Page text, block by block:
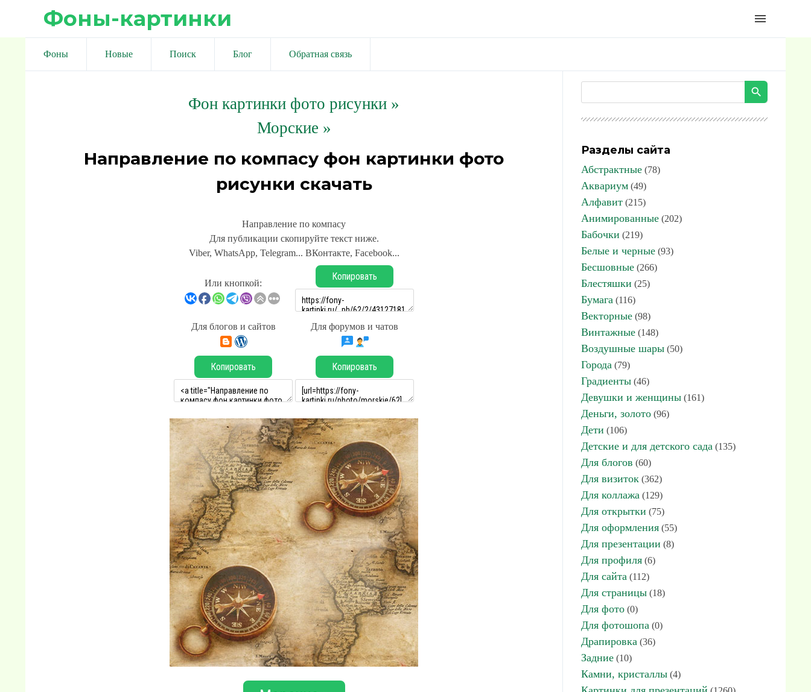
Фоны-картинки menu
Фоны Новые Поиск Блог Обратная связь
Фон картинки фото рисунки »
Морские »
Направление по компасу фон картинки фото
рисунки скачать
Направление по компасу
Для публикации скопируйте текст ниже.
Viber, WhatsApp, Telegram... ВКонтакте, Facebook...
Или кнопкой:
Копировать
Для блогов и сайтов Для форумов и чатов
Копировать Копировать
Разделы сайта
Абстрактные (78)
Аквариум (49)
Алфавит (215)
Анимированные (202)
Бабочки (219)
Белые и черные (93)
Бесшовные (266)
Блестяшки (25)
Бумага (116)
Векторные (98)
Винтажные (148)
Воздушные шары (50)
Города (79)
Градиенты (46)
Девушки и женщины (161)
Деньги, золото (96)
Дети (106)
Детские и для детского сада (135)
Для блогов (60)
Для визиток (362)
Для коллажа (129)
Для открытки (75)
Для оформления (55)
Для презентации (8)
Для профиля (6)
Для сайта (112)
Для страницы (18)
Для фото (0)
Для фотошопа (0)
Драпировка (36)
Задние (10)
Камни, кристаллы (4)